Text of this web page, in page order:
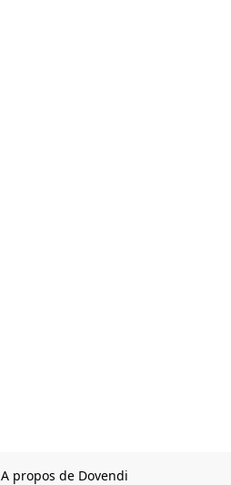
A propos de Dovendi